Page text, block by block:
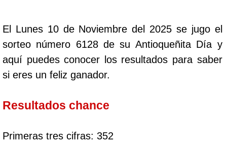
El Lunes 10 de Noviembre del 2025 se jugo el
sorteo número 6128 de su Antioqueñita Día y
aquí puedes conocer los resultados para saber
si eres un feliz ganador.
Resultados chance
Primeras tres cifras: 352